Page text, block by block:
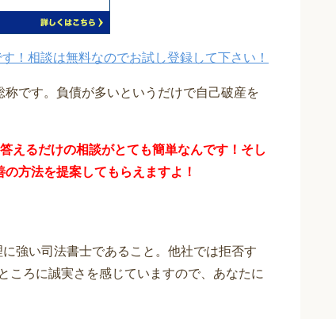
！相談は無料なのでお試し登録して下さい！
です。負債が多いというだけで自己破産を
えるだけの相談がとても簡単なんです！そし
方法を提案してもらえますよ！
強い司法書士であること。他社では拒否す
ころに誠実さを感じていますので、あなたに